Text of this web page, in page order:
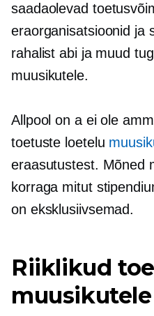
saadaolevad
eraorganisatsioonid ja
rahalist abi ja muud
muusikutele.
Allpool on a ei ole
toetuste loetelu
eraasutustest. Mõned
korraga mitut
on eksklusiivsemad.
Riiklikud
muusikutele